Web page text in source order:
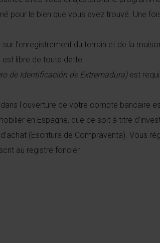
pour le bien que vous avez trouvé. Une
l’enregistrement du terrain et de la
libre de toute dette.
de Identificación de Extremadura)est
l'ouverture de votre compte bancaire
en Espagne, que ce soit à titre
(Escritura de Compraventa). Vous
au registre foncier.